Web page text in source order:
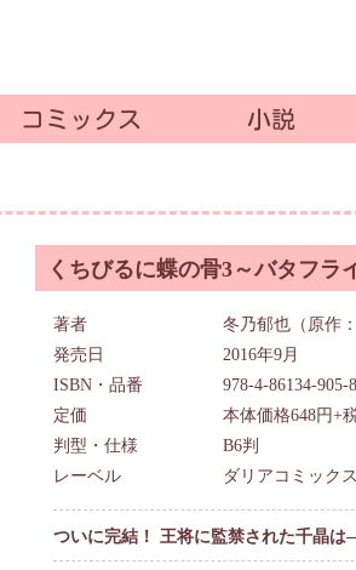
コミックス 小説
くちびるに蝶の骨3～バタフラ
著者
冬乃郁也（原作
発売日
2016年9月
ISBN・品番
978-4-86134-905-8
定価
本体価格648円+
判型・仕様
B6判
レーベル
ダリアコミックス
ついに完結！ 王将に監禁された千晶